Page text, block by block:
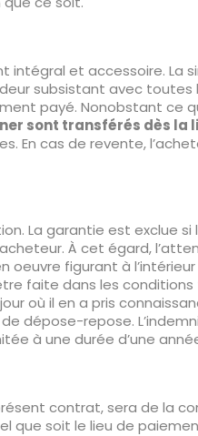
intégral et accessoire. La
subsistant avec toutes
payé. Nonobstant ce
sont transférés dès la
En cas de revente,
La garantie est exclue si
À cet égard,
figurant à l’intérieur
faite dans les conditions
où il en a pris
dépose-repose.
à une durée d’une
contrat, sera de la
que soit le lieu de